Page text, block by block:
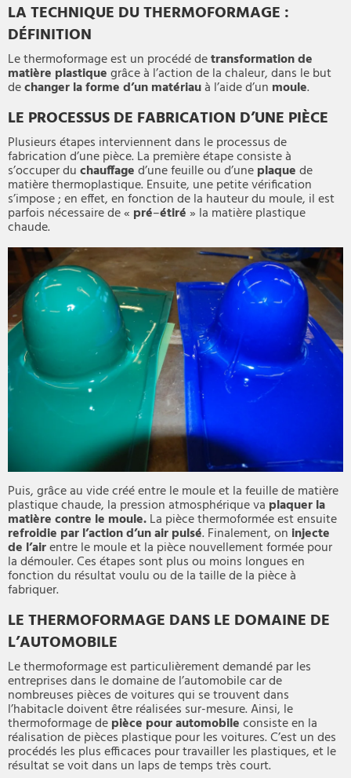
LA TECHNIQUE DU THERMOFORMAGE :
DÉFINITION
Le thermoformage est un procédé detransformationde
matière plastiquegrâce à l’action de la chaleur, dans le but
dechanger la forme d’un matériauà l’aide d’un moule.
LE PROCESSUS DE FABRICATION D’UNE PIÈCE
Plusieurs étapes interviennent dans le processus de
fabrication d’une pièce. La première étape consiste à
s’occuper duchauffaged’une feuille ou d’uneplaquede
matière thermoplastique. Ensuite, une petite vérification
s’impose ; en effet, en fonction de la hauteur du moule, il est
parfois nécessaire de « pré–étiré» la matière plastique
chaude.
Puis, grâce au vide créé entre le moule et la feuille de matière
plastique chaude, la pression atmosphérique va plaquer la
matière contre le moule.La pièce thermoformée est ensuite
refroidie par l’action d’un air pulsé. Finalement, on injecte
de l’airentre le moule et la pièce nouvellement formée pour
la démouler. Ces étapes sont plus ou moins longues en
fonction du résultat voulu ou de la taille de la pièce à
fabriquer.
LE THERMOFORMAGE DANS LE DOMAINE DE
L’AUTOMOBILE
Le thermoformage est particulièrement demandé par les
entreprises dans le domaine de l’automobile car de
nombreuses pièces de voitures qui se trouvent dans
l’habitacle doivent être réalisées sur-mesure. Ainsi, le
thermoformage depièce pour automobileconsiste en la
réalisation de pièces plastique pour les voitures. C’est un des
procédés les plus efficaces pour travailler les plastiques, et le
résultat se voit dans un laps de temps très court.